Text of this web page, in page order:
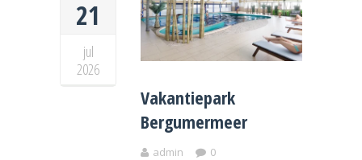
21
jul
2026
Vakantiepark
Bergumermeer
admin 0